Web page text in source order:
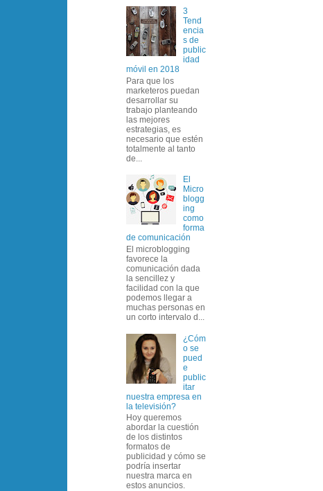
3
Tend
encia
s de
public
idad
móvil en 2018
Para que los
marketeros puedan
desarrollar su
trabajo planteando
las mejores
estrategias, es
necesario que estén
totalmente al tanto
de...
El
Micro
blogg
ing
como
forma
de comunicación
El microblogging
favorece la
comunicación dada
la sencillez y
facilidad con la que
podemos llegar a
muchas personas en
un corto intervalo d...
¿Cóm
o se
pued
e
public
itar
nuestra empresa en
la televisión?
Hoy queremos
abordar la cuestión
de los distintos
formatos de
publicidad y cómo se
podría insertar
nuestra marca en
estos anuncios.